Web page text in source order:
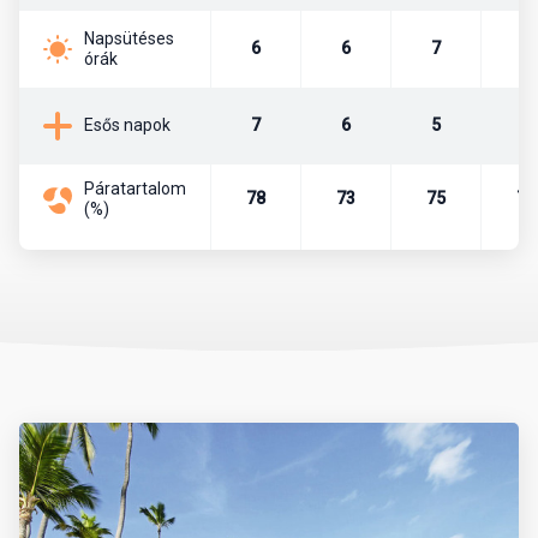
szigetországgal.
mulatt, 16%-a fehér, 10%-a fekete, 1% taino indián.
Hivatalos pénznem a dominikai peso (DOP). Legkisebb bankjegy a
10-es, a legnagyobb pedig a 2000-es.
Beszélt nyelvek
Napsütéses
órák
6 6 7
Esős napok 7 6 5
Páratartalom
(%)
78 73 75 76